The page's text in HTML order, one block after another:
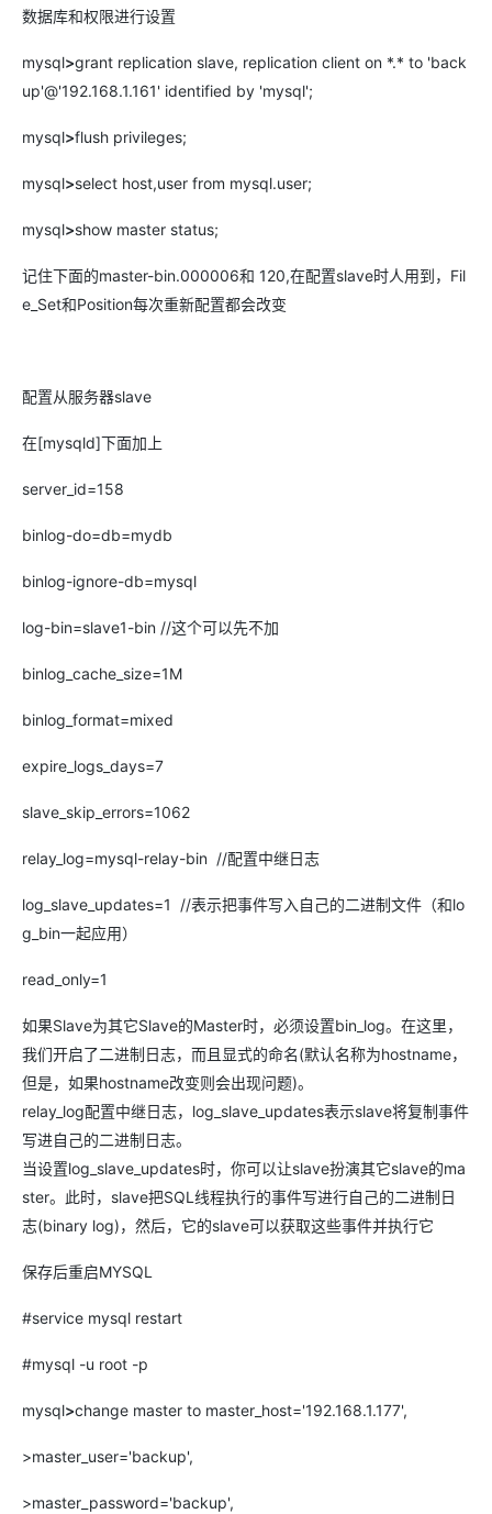
数据库和权限进行设置
mysql>grant replication slave, replication client on *.* to 'back
up'@'192.168.1.161' identified by 'mysql';
mysql>flush privileges;
mysql>select host,user from mysql.user;
mysql>show master status;
记住下面的master-bin.000006和 120,在配置slave时人用到，Fil
e_Set和Position每次重新配置都会改变
配置从服务器slave
在[mysqld]下面加上
server_id=158
binlog-do=db=mydb
binlog-ignore-db=mysql
log-bin=slave1-bin //这个可以先不加
binlog_cache_size=1M
binlog_format=mixed
expire_logs_days=7
slave_skip_errors=1062
relay_log=mysql-relay-bin //配置中继日志
log_slave_updates=1 //表示把事件写入自己的二进制文件（和lo
g_bin一起应用）
read_only=1
如果Slave为其它Slave的Master时，必须设置bin_log。在这里，
我们开启了二进制日志，而且显式的命名(默认名称为hostname，
但是，如果hostname改变则会出现问题)。
relay_log配置中继日志，log_slave_updates表示slave将复制事件
写进自己的二进制日志。
当设置log_slave_updates时，你可以让slave扮演其它slave的ma
ster。此时，slave把SQL线程执行的事件写进行自己的二进制日
志(binary log)，然后，它的slave可以获取这些事件并执行它
保存后重启MYSQL
#service mysql restart
#mysql -u root -p
mysql>change master to master_host='192.168.1.177',
>master_user='backup',
>master_password='backup',